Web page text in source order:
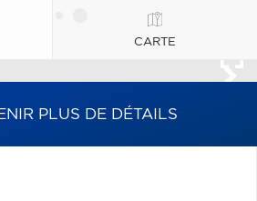
CARTE
PLUS DE DÉTAILS